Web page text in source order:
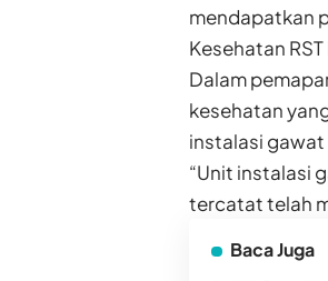
mendapatkan
Kesehatan
Dalam
kesehatan
instalasi gawat
“Unit instalasi
tercatat telah
Baca Juga